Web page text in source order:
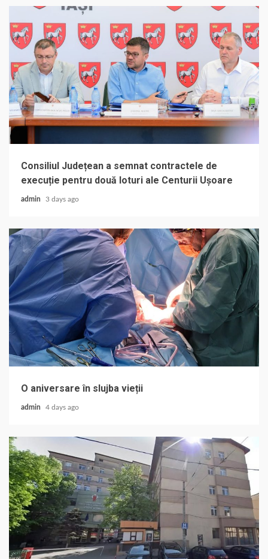
Consiliul Județean a semnat contractele de
execuție pentru două loturi ale Centurii Ușoare
admin 3 days ago
O aniversare în slujba vieții
admin 4 days ago